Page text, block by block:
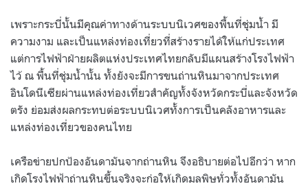
เพราะกระบี่นั้นมีคุณค่าทางด้านระบบนิเวศของพื้นที่ชุ่มน้ำ มี
ความงาม และเป็นแหล่งท่องเที่ยวที่สร้างรายได้ให้แก่ประเทศ
แต่การไฟฟ้าฝ่ายผลิตแห่งประเทศไทยกลับมีแผนสร้างโรงไฟฟ้า
ไว้ ณ พื้นที่ชุ่มน้ำนั้น ทั้งยังจะมีการขนถ่านหินมาจากประเทศ
อินโดนีเซียผ่านแหล่งท่องเที่ยวสำคัญทั้งจังหวัดกระบี่และจังหวัด
ตรัง ย่อมส่งผลกระทบต่อระบบนิเวศทั้งการเป็นคลังอาหารและ
แหล่งท่องเที่ยวของคนไทย
เครือข่ายปกป้องอันดามันจากถ่านหิน จึงอธิบายต่อไปอีกว่า หาก
เกิดโรงไฟฟ้าถ่านหินขึ้นจริงจะก่อให้เกิดมลพิษทั่วทั้งอันดามัน